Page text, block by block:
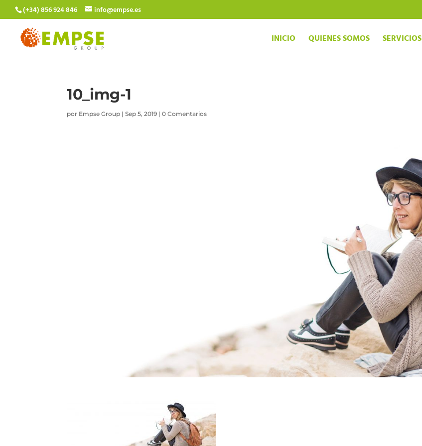
(+34) 856 924 846 info@empse.es
INICIO QUIENES SOMOS SERVICIOS
10_img-1
por Empse Group |Sep 5, 2019 |0 Comentarios